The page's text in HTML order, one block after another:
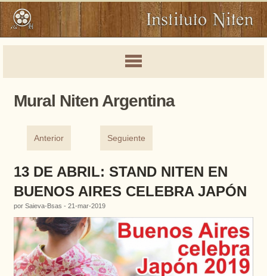
Mural Niten Argentina
Anterior Seguiente
13 DE ABRIL: STAND NITEN EN
BUENOS AIRES CELEBRA JAPÓN
por Saieva-Bsas - 21-mar-2019